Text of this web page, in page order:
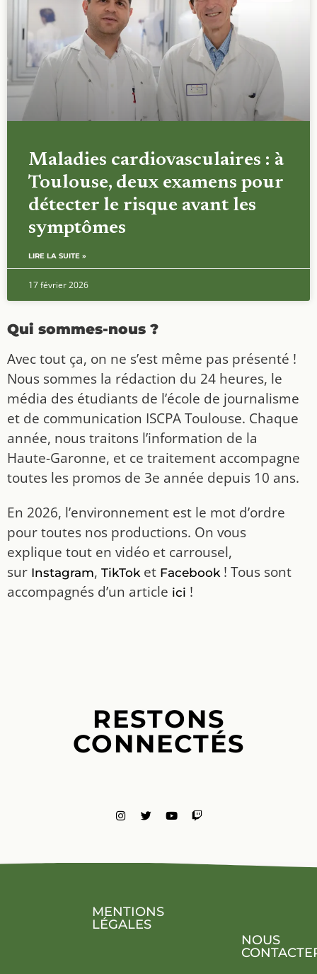
Maladies cardiovasculaires : à
Toulouse, deux examens pour
détecter le risque avant les
symptômes
LIRE LA SUITE »
17 février 2026
Qui sommes-nous ?
Avec tout ça, on ne s’est même pas présenté !
Nous sommes la rédaction du 24 heures, le
média des étudiants de l’école de journalisme
et de communication ISCPA Toulouse. Chaque
année, nous traitons l’information de la
Haute-Garonne, et ce traitement accompagne
toutes les promos de 3e année depuis 10 ans.
En 2026, l’environnement est le mot d’ordre
pour toutes nos productions. On vous
explique tout en vidéo et carrousel,
sur Instagram, TikToket Facebook! Tous sont
accompagnés d’un article ici !
RESTONS
CONNECTÉS
MENTIONS
LÉGALES
NOUS